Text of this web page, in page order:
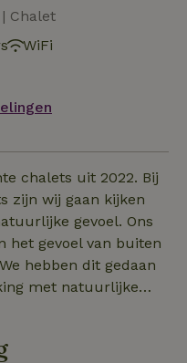
Chalet
WiFi
chalets uit 2022. Bij
zijn wij gaan kijken
gevoel. Ons
het gevoel van buiten
hebben dit gedaan
met natuurlijke
en ruimte te kunnen
38 meter uit